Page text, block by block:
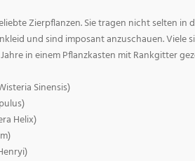
Zierpflanzen. Sie tragen nicht selten in
und sind imposant anzuschauen. Viele
in einem Pflanzkasten mit Rankgitter
Sinensis)
Helix)